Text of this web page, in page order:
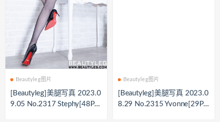
Beautyleg图片
[Beautyleg]美腿写真 2023.0
9.05 No.2317 Stephy[48P-3
Beautyleg图片
[Beautyleg]美腿写真 2023.0
8.29 No.2315 Yvonne[29P-